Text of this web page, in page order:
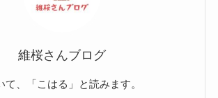
維桜さんブログ
て、「こはる」と読みます。